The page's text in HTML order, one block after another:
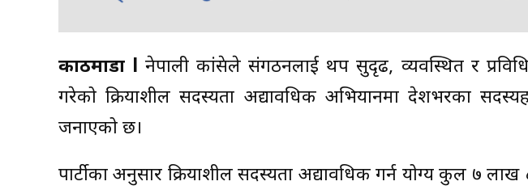
काठमाडौं lनेपाली कांग्रेसले संगठनलाई थप सुदृढ, व्यवस्थित र
गरेको क्रियाशील सदस्यता अद्यावधिक अभियानमा देशभरका
जनाएको छ।
पार्टीका अनुसार क्रियाशील सदस्यता अद्यावधिक गर्न योग्य कुल ७